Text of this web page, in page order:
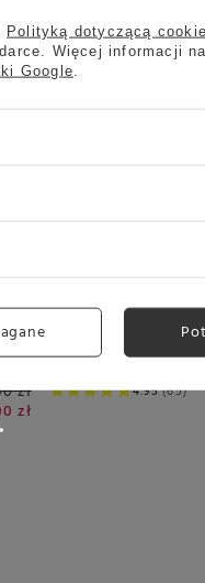
zł
zł
4.95 65
Kawa mielona
Classico 250g
Polityką dotyczącą
Więcej informacji
Google